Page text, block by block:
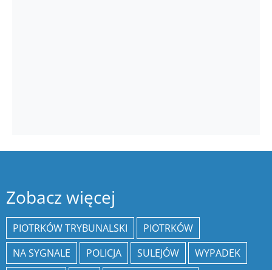
Zobacz więcej
PIOTRKÓW TRYBUNALSKI
PIOTRKÓW
NA SYGNALE
POLICJA SULEJÓW
WYPADEK